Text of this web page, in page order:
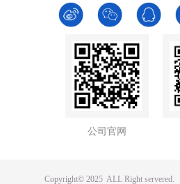
公司官网
Copyright© 2025 ALL Right servered.